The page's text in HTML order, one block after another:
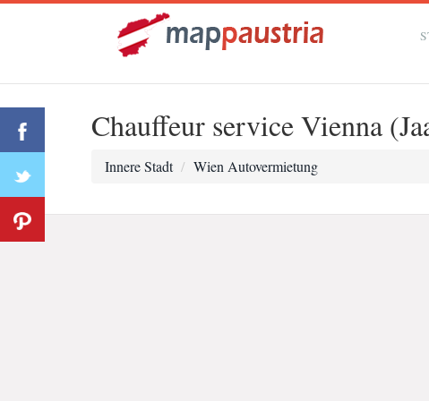
Chauffeur service Vienna
Innere Stadt Wien Autovermietung